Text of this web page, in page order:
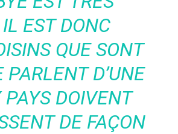
EST DONC
QUE SONT
PARLENT D’UNE
DOIVENT
DE FAÇON